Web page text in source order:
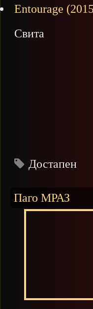
Entourage
Свита
Достапен
Паго МРАЗ